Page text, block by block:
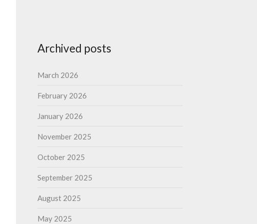
Archived posts
March 2026
February 2026
January 2026
November 2025
October 2025
September 2025
August 2025
May 2025